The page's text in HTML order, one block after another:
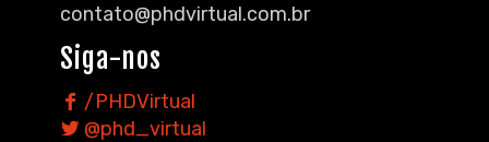
contato@phdvirtual.com.br
Siga-nos
/PHDVirtual
@phd_virtual